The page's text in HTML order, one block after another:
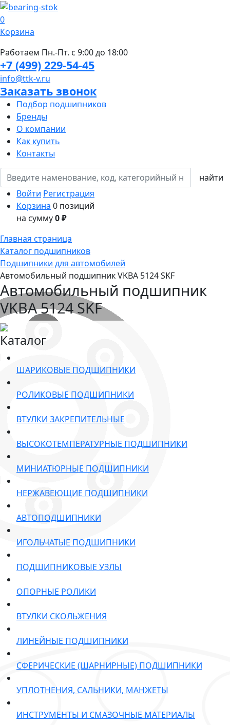
0
Корзина
Работаем Пн.-Пт. с 9:00 до 18:00
+7 (499) 229-54-45
info@ttk-v.ru
Заказать звонок
Подбор подшипников
Бренды
О компании
Как купить
Контакты
Войти Регистрация
Корзина 0 позиций
на сумму0 ₽
Главная страница
Каталог подшипников
Подшипники для автомобилей
Автомобильный подшипник VKBA 5124 SKF
Автомобильный подшипник
VKBA 5124 SKF
Каталог
ШАРИКОВЫЕ ПОДШИПНИКИ
РОЛИКОВЫЕ ПОДШИПНИКИ
ВТУЛКИ ЗАКРЕПИТЕЛЬНЫЕ
ВЫСОКОТЕМПЕРАТУРНЫЕ ПОДШИПНИКИ
МИНИАТЮРНЫЕ ПОДШИПНИКИ
НЕРЖАВЕЮЩИЕ ПОДШИПНИКИ
АВТОПОДШИПНИКИ
ИГОЛЬЧАТЫЕ ПОДШИПНИКИ
ПОДШИПНИКОВЫЕ УЗЛЫ
ОПОРНЫЕ РОЛИКИ
ВТУЛКИ СКОЛЬЖЕНИЯ
ЛИНЕЙНЫЕ ПОДШИПНИКИ
СФЕРИЧЕСКИЕ (ШАРНИРНЫЕ) ПОДШИПНИКИ
УПЛОТНЕНИЯ, САЛЬНИКИ, МАНЖЕТЫ
ИНСТРУМЕНТЫ И СМАЗОЧНЫЕ МАТЕРИАЛЫ